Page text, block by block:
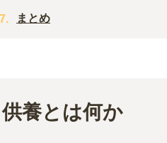
まとめ
供養とは何か